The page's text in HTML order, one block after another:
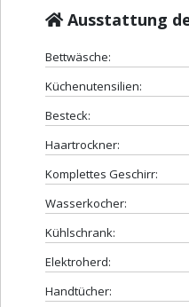
Ausstattung
Bettwäsche:
Küchenutensilien:
Besteck:
Haartrockner:
Komplettes Geschirr:
Wasserkocher:
Kühlschrank:
Elektroherd:
Handtücher: